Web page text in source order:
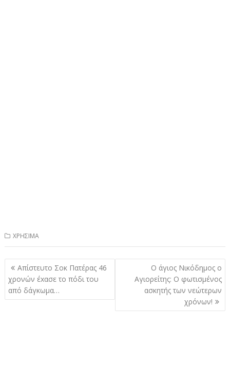
ΧΡΗΣΙΜΑ
Πλοήγηση
άρθρων
Απίστευτο Σοκ Πατέρας 46
χρονών έxασε το πόδι του
από δάγκωμα…
Ο άγιος Νικόδημος ο
Αγιορείτης: Ο φωτισμένος
ασκητής των νεώτερων
χρόνων!